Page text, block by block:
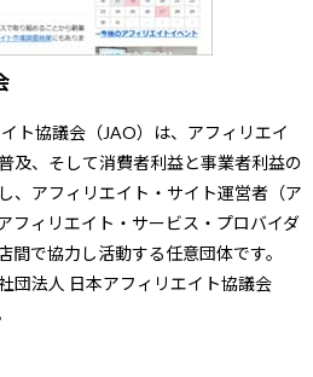
ト協議会（JAO）は、アフィリエイ
及、そして消費者利益と事業者利益の
、アフィリエイト・サイト運営者（ア
フィリエイト・サービス・プロバイダ
間で協力し活動する任意団体です。
団法人 日本アフィリエイト協議会